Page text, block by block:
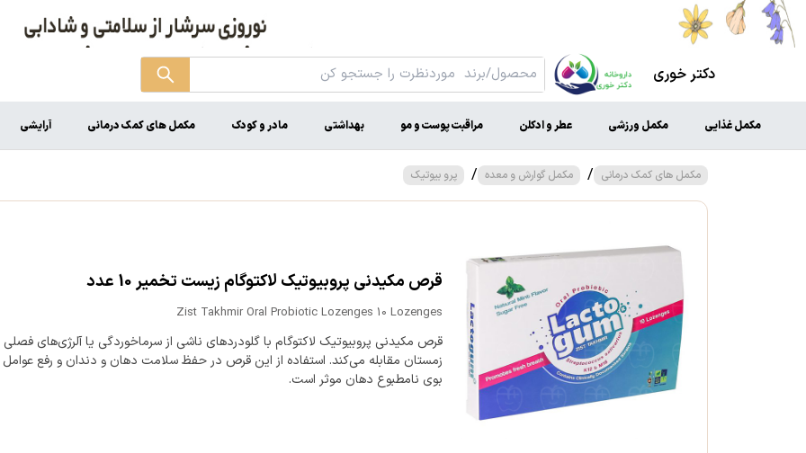
دکتر خوری
مکمل غذایی مکمل ورزشی عطر و ادکلن مراقبت پوست و مو بهداشتی مادر و کودک مکمل های کمک درمانی آرایشی
مکمل های کمک درمانی / مکمل گوارش و معده / پرو بیوتیک
قرص مکیدنی پروبیوتیک لاکتوگام زیست تخمیر 10 عدد
Zist Takhmir Oral Probiotic Lozenges 10 Lozenges
قرص مکیدنی پروبیوتیک لاکتوگام با گلودردهای ناشی از سرماخوردگی یا آلرژی‌های فصلی
زمستان مقابله می‌کند. استفاده از این قرص در حفظ سلامت دهان و دندان و رفع عوامل
بوی نامطبوع دهان موثر است.